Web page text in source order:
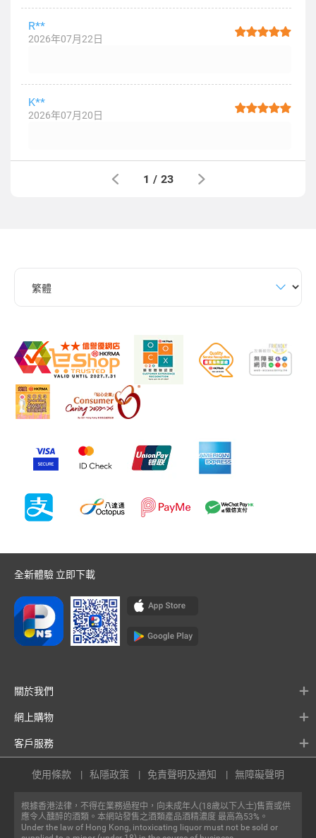
R**
2026年07月22日
K**
2026年07月20日
1 / 23
全新體驗 立即下載
關於我們
網上購物
客戶服務
根據香港法律，不得在業務過程中，向未成年人(18歲以下人士)售賣或供
應令人醺醉的酒類。本網站發售之酒類產品酒精濃度 最高為53%。
Under the law of Hong Kong, intoxicating liquor must not be sold or
使用條款 私隱政策 免責聲明及通知 無障礙聲明